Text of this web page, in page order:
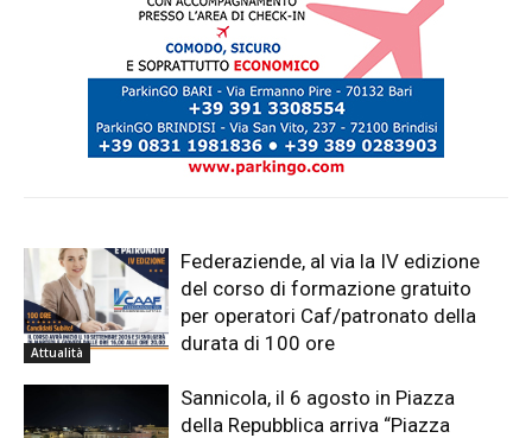
Attualità
Federaziende, al via la IV edizione
del corso di formazione gratuito
per operatori Caf/patronato della
durata di 100 ore
Sannicola, il 6 agosto in Piazza
della Repubblica arriva “Piazza